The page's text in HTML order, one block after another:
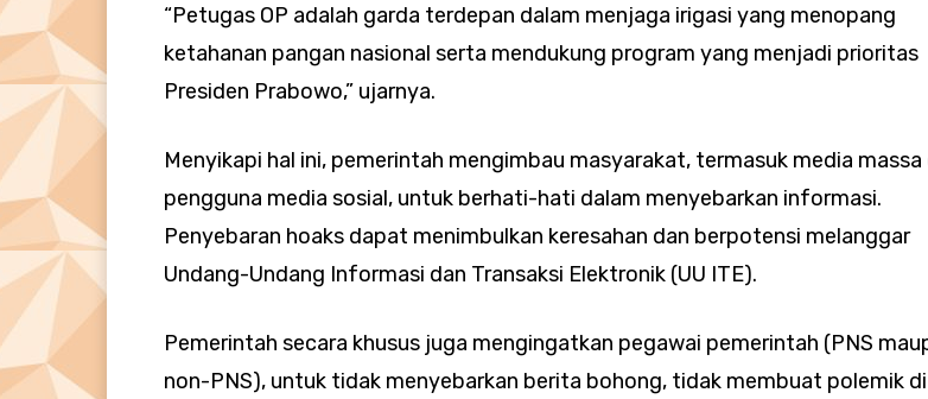
“Petugas OP adalah garda terdepan dalam menjaga irigasi yang menopang
ketahanan pangan nasional serta mendukung program yang menjadi prioritas
Presiden Prabowo,” ujarnya.
Menyikapi hal ini, pemerintah mengimbau masyarakat, termasuk media massa
pengguna media sosial, untuk berhati-hati dalam menyebarkan informasi.
Penyebaran hoaks dapat menimbulkan keresahan dan berpotensi melanggar
Undang-Undang Informasi dan Transaksi Elektronik (UU ITE).
Pemerintah secara khusus juga mengingatkan pegawai pemerintah (PNS
non-PNS), untuk tidak menyebarkan berita bohong, tidak membuat polemik di